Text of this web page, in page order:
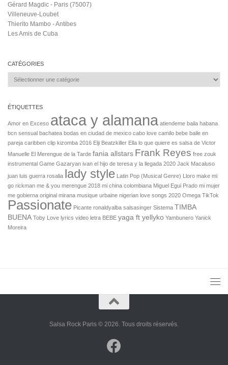
Gérard Magdic - Paris (75007)
Villeneuve-Loubet
Thierito Mambo - Antibes
Les Amis de Cuba
CATÉGORIES
Catégories
ÉTIQUETTES
Amor en Exceso ataca y alamana atiendeme baila habana
bcn sensual bachatea bodas en ciudad de mexico cabo love camilo bebe baile en
pareja caribben clip kizomba 2016 Elji Beatzkiller Ella lo que quiere es salsa de Victor
Manuelle El Merengue de la Tarde fania allstars Frank Reyes free zouk
instrumental Game Gazaryan ivan el hijo de teresa y la llegada 2020 Jack Macaluso
juan luis guerra rosalia lady style Latin Pop (Musical Genre) Lloro make mi
go rickman me & you merengue 2018 mi china colombiana Miguel Egui Prado mi mujer
me gobierna original mirana musique urbaine nigerian love songs 2020 Omega TikTok
Passionate Picante ronaldyalba salsasinger Sistema TIMBA
BUENA Toby Love lyrics video letra BEBE yaga ft yellyko Yambunero Yanick
Moreira
Salsa Rock Paris © 2026. Tous droits réservés.